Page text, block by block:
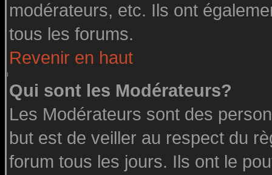
modérateurs, etc. Ils ont
tous les forums.
Revenir en haut
Qui sont les Modérateurs?
Les Modérateurs sont des
but est de veiller au respect du
forum tous les jours. Ils ont le